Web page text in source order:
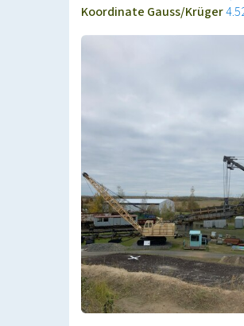
Koordinate Gauss/Krüger